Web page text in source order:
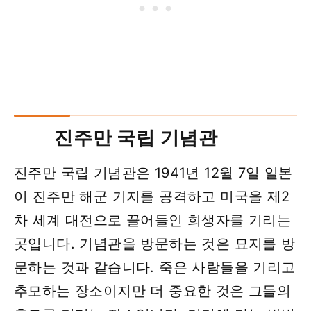
진주만 국립 기념관
진주만 국립 기념관은 1941년 12월 7일 일본
이 진주만 해군 기지를 공격하고 미국을 제2
차 세계 대전으로 끌어들인 희생자를 기리는
곳입니다. 기념관을 방문하는 것은 묘지를 방
문하는 것과 같습니다. 죽은 사람들을 기리고
추모하는 장소이지만 더 중요한 것은 그들의